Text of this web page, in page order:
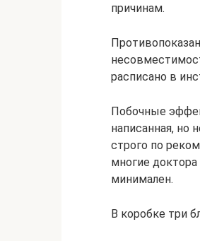
причинам.
расписано в
Побочные
написанная, но
строго по
многие
минимален.
В коробке три